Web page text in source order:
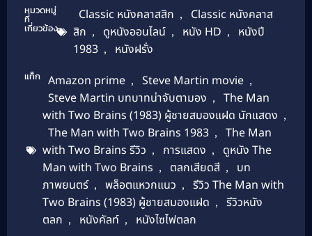
หมวดหมู่
ที่
เกี่ยวข้อง
Classic หนังคลาสสิก ,
Classic หนังคลาส
สิก , ดูหนังออนไลน์ , หนัง HD ,
หนังปี
1983 , หนังฝรั่ง
แท็ก Amazon prime , Steve Martin movie ,
Steve Martin บทบาทน่าจับตามอง ,
The Man
with Two Brains (1983) ผู้ชายสมองแฝด นักแสดง ,
The Man with Two Brains 1983 ,
The Man
with Two Brains รีวิว , การแสดง ,
ดูหนัง The
Man with Two Brains , ตลกเสียดสี ,
บท
ภาพยนตร์ , พล็อตแหวกแนว ,
รีวิว The Man with
Two Brains (1983) ผู้ชายสมองแฝด ,
รีวิวหนัง
ตลก , หนังคัลท์ , หนังไซไฟตลก